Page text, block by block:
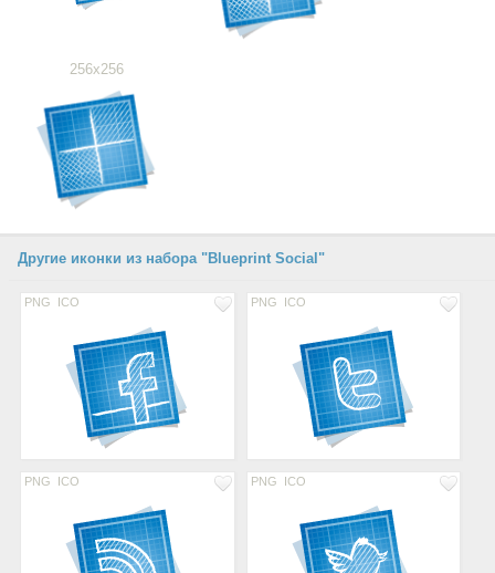
256x256
Другие иконки из набора "Blueprint Social"
PNG ICO PNG ICO
PNG ICO PNG ICO